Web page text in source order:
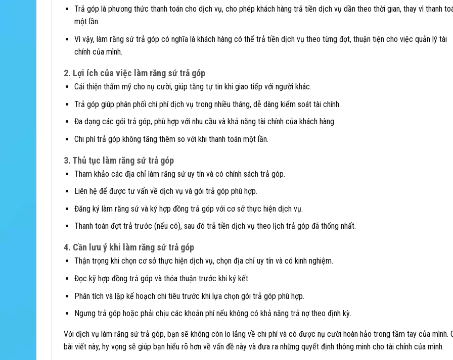
Trả góp là phương thức thanh toán cho dịch vụ, cho phép khách hàng trả tiền dịch vụ dần theo thời gian, thay vì thanh
một lần.
Vì vậy, làm răng sứ trả góp có nghĩa là khách hàng có thể trả tiền dịch vụ theo từng đợt, thuận tiện cho việc quản lý tài
chính của mình.
2. Lợi ích của việc làm răng sứ trả góp
Cải thiện thẩm mỹ cho nụ cười, giúp tăng tự tin khi giao tiếp với người khác.
Trả góp giúp phân phối chi phí dịch vụ trong nhiều tháng, dễ dàng kiểm soát tài chính.
Đa dạng các gói trả góp, phù hợp với nhu cầu và khả năng tài chính của khách hàng.
Chi phí trả góp không tăng thêm so với khi thanh toán một lần.
3. Thủ tục làm răng sứ trả góp
Tham khảo các địa chỉ làm răng sứ uy tín và có chính sách trả góp.
Liên hệ để được tư vấn về dịch vụ và gói trả góp phù hợp.
Đăng ký làm răng sứ và ký hợp đồng trả góp với cơ sở thực hiện dịch vụ.
Thanh toán đợt trả trước (nếu có), sau đó trả tiền dịch vụ theo lịch trả góp đã thống nhất.
4. Cần lưu ý khi làm răng sứ trả góp
Thận trọng khi chọn cơ sở thực hiện dịch vụ, chọn địa chỉ uy tín và có kinh nghiệm.
Đọc kỹ hợp đồng trả góp và thỏa thuận trước khi ký kết.
Phân tích và lập kế hoạch chi tiêu trước khi lựa chọn gói trả góp phù hợp.
Ngưng trả góp hoặc phải chịu các khoản phí nếu không có khả năng trả nợ theo định kỳ.
Với dịch vụ làm răng sứ trả góp, bạn sẽ không còn lo lắng về chi phí và có được nụ cười hoàn hảo trong tầm tay của mình.
bài viết này, hy vọng sẽ giúp bạn hiểu rõ hơn về vấn đề này và đưa ra những quyết định thông minh cho tài chính của mình.